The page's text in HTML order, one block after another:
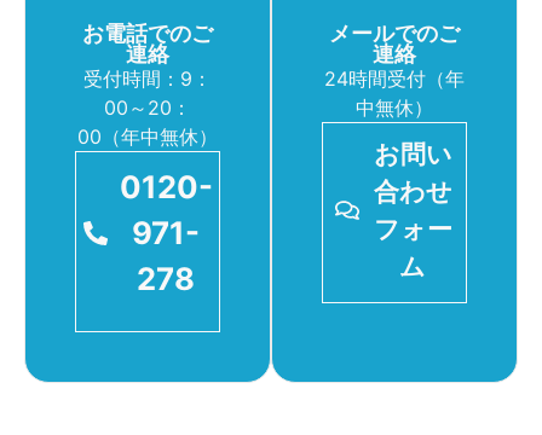
お電話でのご
連絡
受付時間：9：
00～20：
00（年中無休）
0120-
971-
278
メールでのご
連絡
24時間受付（年
中無休）
お問い
合わせ
フォー
ム